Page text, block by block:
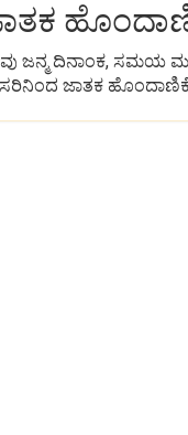
ಜನ್ಮ ದಿನಾಂಕ, ಸಮಯ
ಜಾತಕ